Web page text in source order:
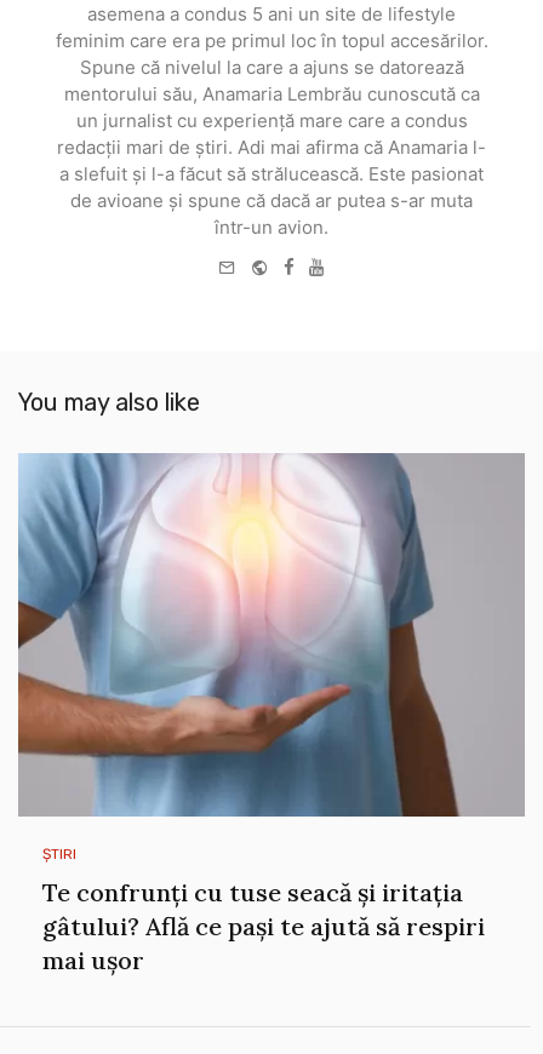
asemena a condus 5 ani un site de lifestyle
feminim care era pe primul loc în topul accesărilor.
Spune că nivelul la care a ajuns se datorează
mentorului său, Anamaria Lembrău cunoscută ca
un jurnalist cu experiență mare care a condus
redacții mari de știri. Adi mai afirma că Anamaria l-
a slefuit și l-a făcut să strălucească. Este pasionat
de avioane și spune că dacă ar putea s-ar muta
într-un avion.
e-
WebsiteFacebook
You may also like
ȘTIRI
Te confrunți cu tuse seacă și iritația
gâtului? Află ce pași te ajută să respiri
mai ușor